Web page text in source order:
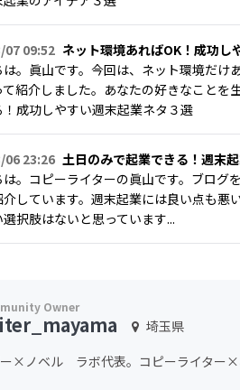
07 09:52 ネット環境あればOK！成功し
は。眞山です。今回は、ネット環境だけ
て紹介しました。あなたの好きなこと
成功しやすい週末起業ネタ３選
06 23:26 土日のみで起業できる！週末
は。コピーライターの眞山です。ブロ
介しています。週末起業には良い点も
択肢はないと思っています...
埼玉県
×ノベル ラボ代表。コピーライター×